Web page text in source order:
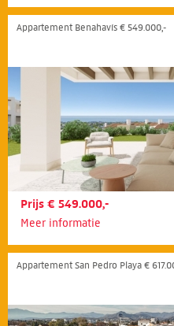
Appartement Benahavís € 549.000,-
Prijs € 549.000,-
Meer informatie
Appartement San Pedro Playa €